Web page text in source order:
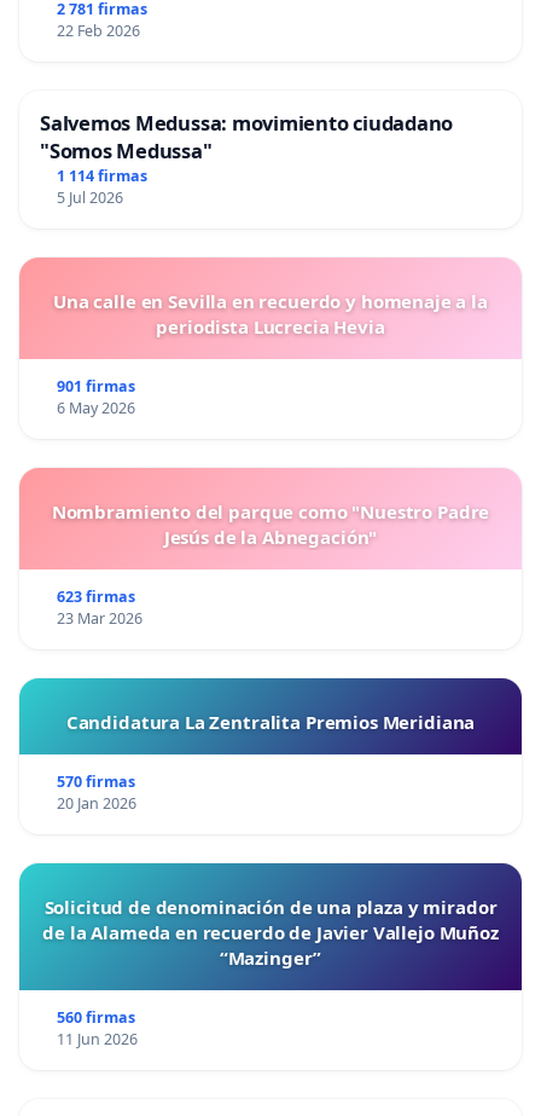
2 781 firmas
22 Feb 2026
Salvemos Medussa: movimiento ciudadano
"Somos Medussa"
1 114 firmas
5 Jul 2026
Una calle en Sevilla en recuerdo y homenaje a la
periodista Lucrecia Hevia
901 firmas
6 May 2026
Nombramiento del parque como "Nuestro Padre
Jesús de la Abnegación"
623 firmas
23 Mar 2026
Candidatura La Zentralita Premios Meridiana
570 firmas
20 Jan 2026
Solicitud de denominación de una plaza y mirador
de la Alameda en recuerdo de Javier Vallejo Muñoz
“Mazinger”
560 firmas
11 Jun 2026